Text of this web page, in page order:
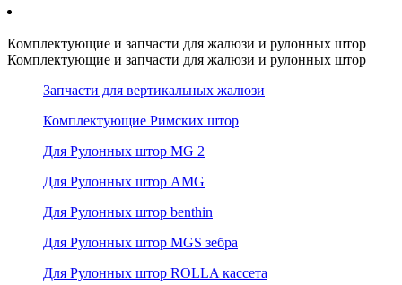
Комплектующие и запчасти для жалюзи и рулонных штор
Комплектующие и запчасти для жалюзи и рулонных штор
Запчасти для вертикальных жалюзи
Комплектующие Римских штор
Для Рулонных штор MG 2
Для Рулонных штор AMG
Для Рулонных штор benthin
Для Рулонных штор MGS зебра
Для Рулонных штор ROLLA кассета